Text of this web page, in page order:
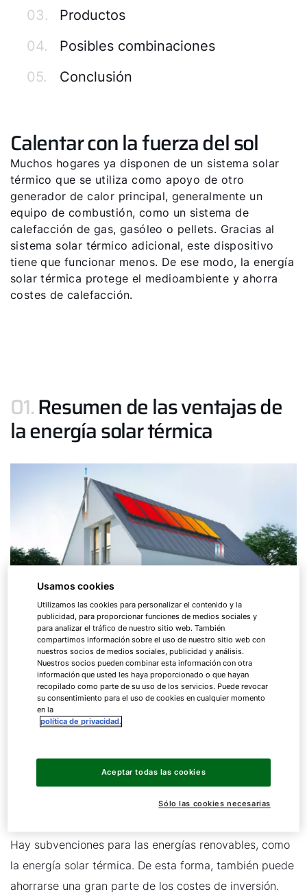
03.
Productos
04.
Posibles combinaciones
05.
Conclusión
Calentar con la fuerza del sol
Muchos hogares ya disponen de un sistema solar
térmico que se utiliza como apoyo de otro
generador de calor principal, generalmente un
equipo de combustión, como un sistema de
calefacción de gas, gasóleo o pellets. Gracias al
sistema solar térmico adicional, este dispositivo
tiene que funcionar menos. De ese modo, la energía
solar térmica protege el medioambiente y ahorra
costes de calefacción.
01.Resumen de las ventajas de
la energía solar térmica
Calienta de forma eficiente y ahorra dinero
Reduce costes de calefacción
Los sistemas solar térmicos modernos son
extremadamente eficientes: apenas requieren energía
auxiliar y pueden almacenar el calor ganado en un
Solo necesitan un poco de electricidad para la bomba
del circuito solar. Esto permite reducir
Hay subvenciones para las energías renovables, como
la energía solar térmica. De esta forma, también puede
ahorrarse una gran parte de los costes de inversión.
Usamos cookies
Utilizamos las cookies para personalizar el contenido y la
publicidad, para proporcionar funciones de medios sociales y
para analizar el tráfico de nuestro sitio web. También
compartimos información sobre el uso de nuestro sitio web con
nuestros socios de medios sociales, publicidad y análisis.
Nuestros socios pueden combinar esta información con otra
información que usted les haya proporcionado o que hayan
recopilado como parte de su uso de los servicios. Puede revocar
su consentimiento para el uso de cookies en cualquier momento
en la
política de privacidad.
Sólo las cookies necesarias
Aceptar todas las cookies